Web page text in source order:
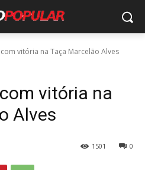
vitória na Taça Marcelão Alves
vitória na
Alves
0
1501